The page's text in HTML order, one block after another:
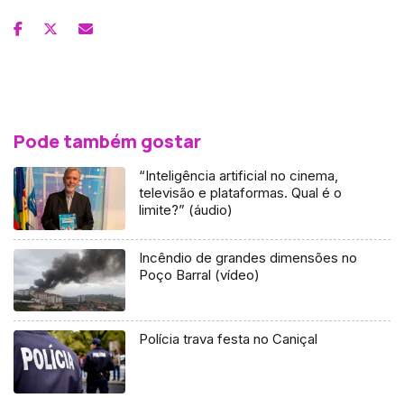
Pode também gostar
“Inteligência artificial no cinema,
televisão e plataformas. Qual é o
limite?” (áudio)
Incêndio de grandes dimensões no
Poço Barral (vídeo)
Polícia trava festa no Caniçal